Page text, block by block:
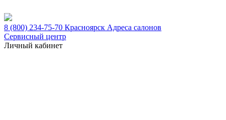
8 (800) 234-75-70 Красноярск Адреса салонов
Сервисный центр
Личный кабинет